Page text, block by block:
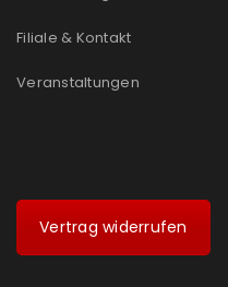
Filiale & Kontakt
Veranstaltungen
Vertrag widerrufen